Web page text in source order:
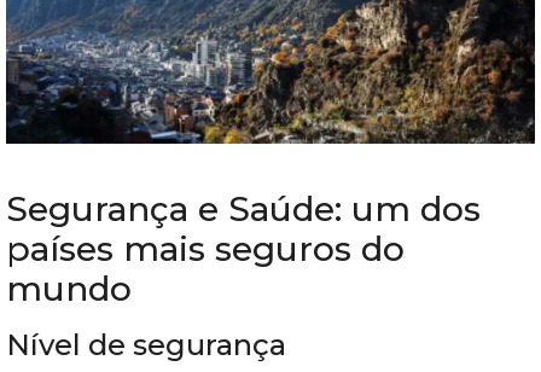
Segurança e Saúde: um dos
países mais seguros do
mundo
Nível de segurança